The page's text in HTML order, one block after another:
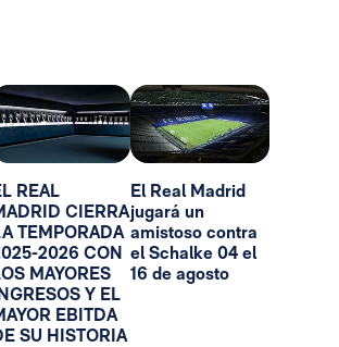
REAL
CIERRA
TEMPORADA
2026 CON
MAYORES
Y EL
EBITDA
SU HISTORIA
El Real Madrid
jugará un
amistoso contra
el Schalke 04 el
16 de agosto